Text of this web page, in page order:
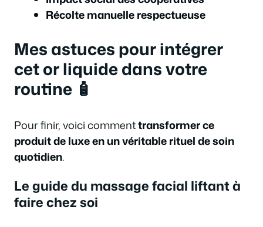
Récolte manuelle respectueuse
Mes astuces pour intégrer
cet or liquide dans votre
routine 🧴
Pour finir, voici commenttransformer ce
produit de luxe en un véritable rituel de soin
quotidien.
Le guide du massage facial liftant à
faire chez soi